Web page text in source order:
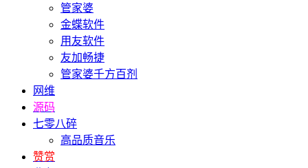
管家婆
金蝶软件
用友软件
友加畅捷
管家婆千方百剂
网维
源码
七零八碎
高品质音乐
赞赏